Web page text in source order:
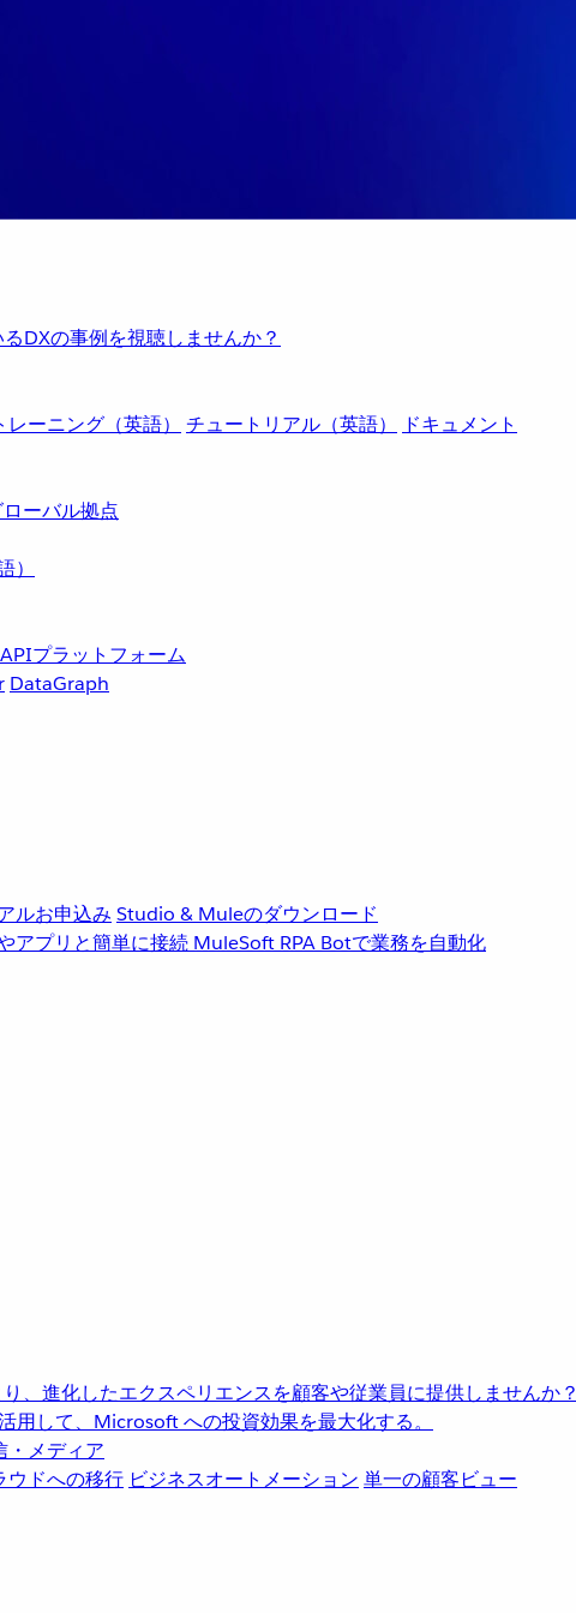
DXの事例を視聴しませんか？
レーニング（英語） チュートリアル（英語）
ドキュメント
ローバル拠点
）
プラットフォーム
DataGraph
ルお申込み Studio & Muleのダウンロード
アプリと簡単に接続 MuleSoft RPA Botで業務を自動化
、進化したエクスペリエンスを顧客や従業員に提供しませんか？
用して、Microsoft への投資効果を最大化する。
・メディア
ウドへの移行 ビジネスオートメーション 単一の顧客ビュー